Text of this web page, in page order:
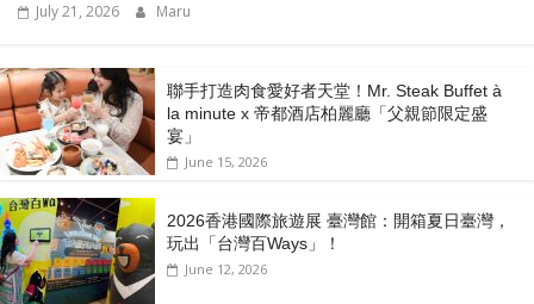
July 21, 2026 Maru
聯手打造肉食愛好者天堂！Mr. Steak Buffet à
la minute x 帝都酒店柏麗廳「⽗親節限定盛
宴」
June 15, 2026
2026香港國際旅遊展 臺灣館：開箱夏日臺灣，
玩出「台灣百Ways」！
June 12, 2026